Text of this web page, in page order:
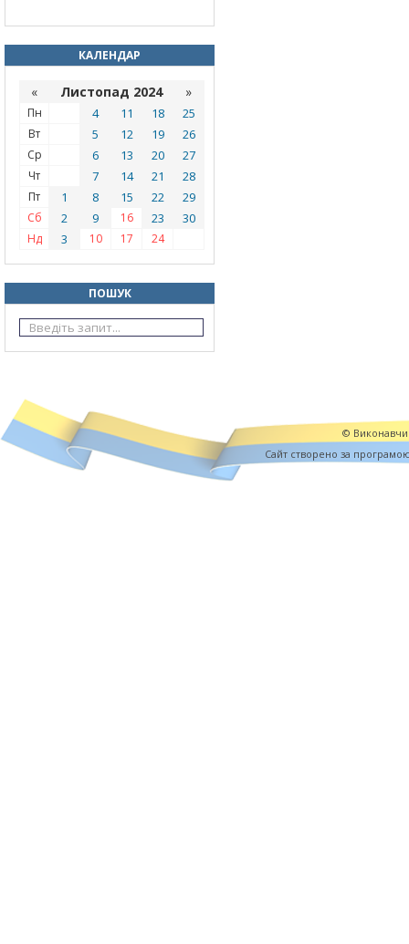
КАЛЕНДАР
« Листопад 2024 »
Пн 4 11 18 25
Вт 5 12 19 26
Ср 6 13 20 27
Чт 7 14 21 28
Пт 1 8 15 22 29
Сб 2 9 16 23 30
Нд 3 10 17 24
ПОШУК
©
Cайт створено за